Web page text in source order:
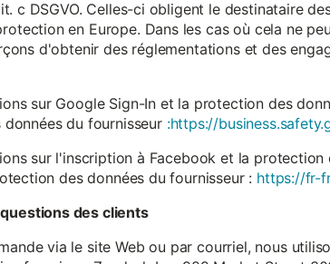
c DSGVO. Celles-ci obligent le destinataire
en Europe. Dans les cas où cela ne
d'obtenir des réglementations et des
sur Google Sign-In et la protection des
du fournisseur :https://
sur l'inscription à Facebook et la protection
des données du fournisseur : https://fr-
des clients
via le site Web ou par courriel, nous